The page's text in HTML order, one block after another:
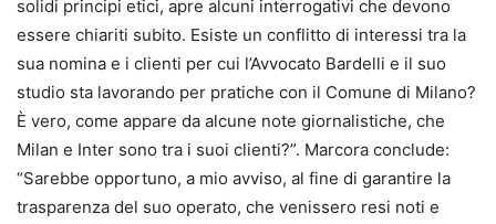
solidi principi etici, apre alcuni interrogativi che devono
essere chiariti subito. Esiste un conflitto di interessi tra la
sua nomina e i clienti per cui l’Avvocato Bardelli e il suo
studio sta lavorando per pratiche con il Comune di Milano?
È vero, come appare da alcune note giornalistiche, che
Milan e Inter sono tra i suoi clienti?”. Marcora conclude:
“Sarebbe opportuno, a mio avviso, al fine di garantire la
trasparenza del suo operato, che venissero resi noti e